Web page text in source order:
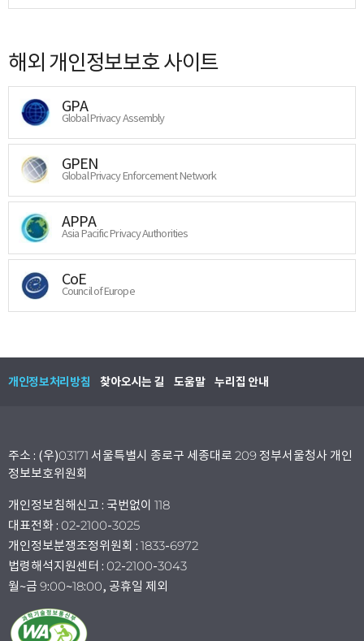
해외 개인정보보호 사이트
GPA
Global Privacy Assembly
GPEN
Global Privacy Enforcement Network
APPA
Asia Pacific Privacy Authorities
CoE
Council of Europe
개인정보처리방침 찾아오시는 길 도움말 누리집 안내
주소 : (우)03171 서울특별시 종로구 세종대로 209 정부서울청사 개인
정보보호위원회
개인정보침해신고 : 국번없이 118
대표전화 : 02-2100-3025
개인정보분쟁조정위원회 : 1833-6972
법령해석지원센터 : 02-2100-3043
월~금 9:00~18:00, 공휴일 제외